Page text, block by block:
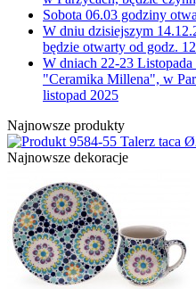
Sobota 06.03 godziny
W dniu dzisiejszym
będzie otwarty od godz.
W dniach 22-23
"Ceramika Millena", w
listopad 2025
Najnowsze produkty
4-55 Talerz taca
Najnowsze dekoracje